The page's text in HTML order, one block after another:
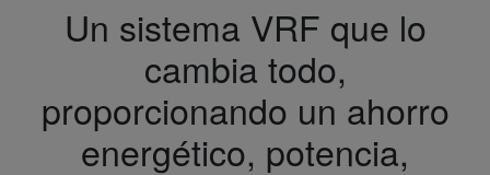
Un sistema VRF que lo
cambia todo,
proporcionando un ahorro
energético, potencia,